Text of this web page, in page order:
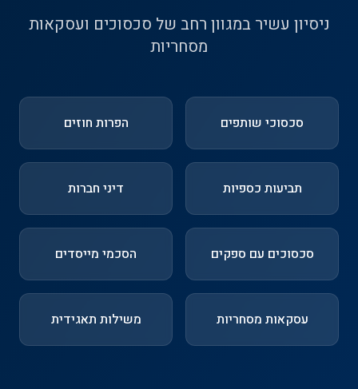
ניסיון עשיר במגוון רחב של סכסוכים ועסקאות
מסחריות
סכסוכי שותפים הפרות חוזים
תביעות כספיות דיני חברות
סכסוכים עם ספקים הסכמי מייסדים
עסקאות מסחריות משילות תאגידית